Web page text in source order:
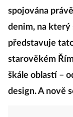
spojována
denim, na který
představuje
starověkém
škále oblastí –
design. A nově